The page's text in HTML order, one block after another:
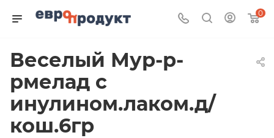
0
Веселый Мур-р-
рмелад с
инулином.лаком.д/
кош.6гр